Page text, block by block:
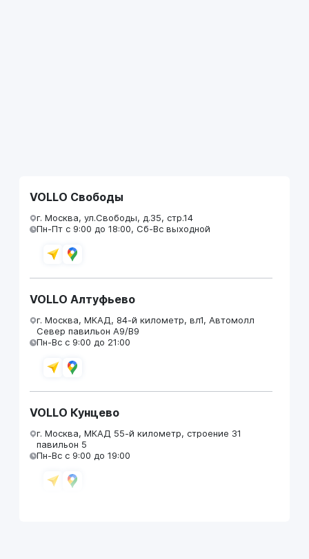
VOLLO Свободы
г. Москва, ул.Свободы, д.35, стр.14
Пн-Пт с 9:00 до 18:00, Сб-Вс выходной
VOLLO Алтуфьево
г. Москва, МКАД, 84-й километр, вл1, Автомолл
Север павильон А9/В9
Пн-Вс с 9:00 до 21:00
VOLLO Кунцево
г. Москва, МКАД 55-й километр, строение 31
павильон 5
Пн-Вс с 9:00 до 19:00